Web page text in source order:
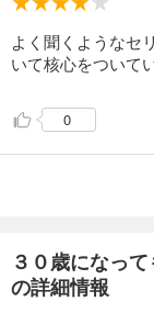
よく聞くようなセ
いて核心をついて
0
３０歳になっ
の詳細情報